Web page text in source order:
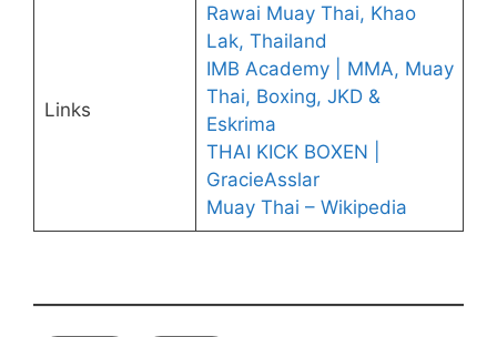
Links
Rawai Muay Thai, Khao
Lak, Thailand
IMB Academy | MMA, Muay
Thai, Boxing, JKD &
Eskrima
THAI KICK BOXEN |
GracieAsslar
Muay Thai – Wikipedia